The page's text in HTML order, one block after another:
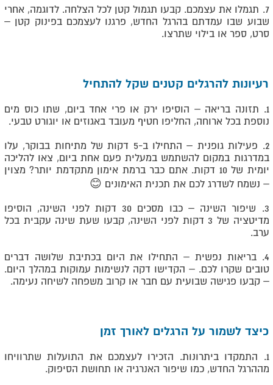
7. תגמלו את עצמכם. קבעו תגמול קטן לכל הצלחה. לדוגמה, אחרי
שבוע שבו עמדתם בהרגל החדש, פרגנו לעצמכם בפינוק קטן –
סרט, ספר או בילוי שתרצו.
רעיונות להרגלים קטנים שקל להתחיל
1. תזונה בריאה – הוסיפו ירק או פרי אחד ביום, שתו כוס מים
נוספת בכל ארוחה, החליפו חטיף מעובד באגוזים או יוגורט טבעי.
2. פעילות גופנית – התחילו ב-5 דקות של מתיחות בבוקר, עלו
במדרגות במקום להשתמש במעלית פעם אחת ביום, צאו להליכה
יומית של 10 דקות. אתם כבר ברמת אימון מתקדמת יותר? מצוין
– נשמח לשדרג לכם את תכנית האימונים 😊
3. שיפור השינה – כבו מסכים 30 דקות לפני השינה, הוסיפו
מדיטציה של 3 דקות לפני השינה, קבעו שעת שינה עקבית בכל
ערב.
4. בריאות נפשית – התחילו את היום בכתיבת שלושה דברים
טובים שקרו לכם. – הקדישו דקה לנשימות עמוקות במהלך היום.
– קבעו פגישה שבועית עם חבר או קרוב משפחה לשיחה נעימה.
כיצד לשמור על הרגלים לאורך זמן
1. התמקדו ביתרונות. הזכירו לעצמכם את התועלות שתרוויחו
מההרגל החדש, כמו שיפור האנרגיה או תחושת הסיפוק.